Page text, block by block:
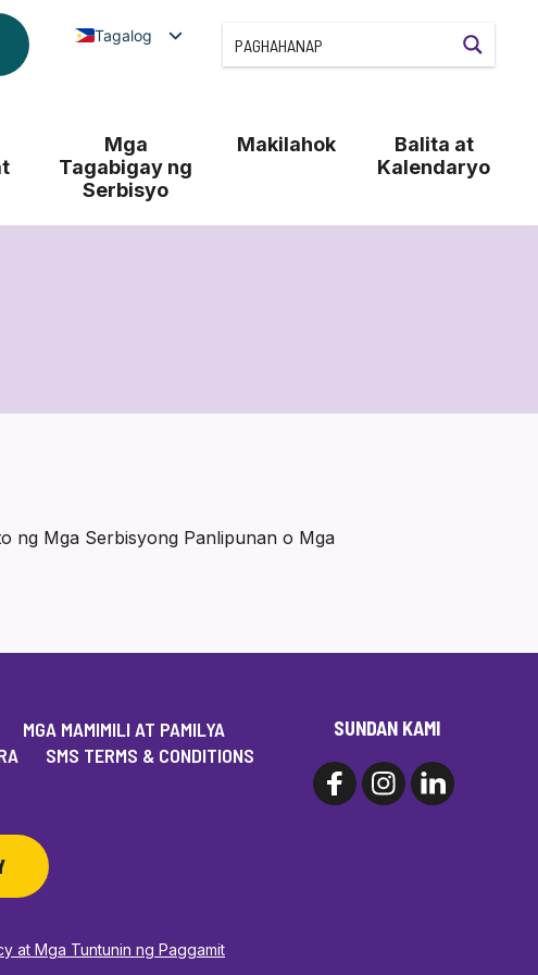
Tagalog
Mga
Tagabigay ng
Serbisyo
Makilahok
Balita at
Kalendaryo
ng Mga Serbisyong Panlipunan o Mga
MGA MAMIMILI AT PAMILYA
SMS TERMS & CONDITIONS
at Mga Tuntunin ng Paggamit
SUNDAN KAMI